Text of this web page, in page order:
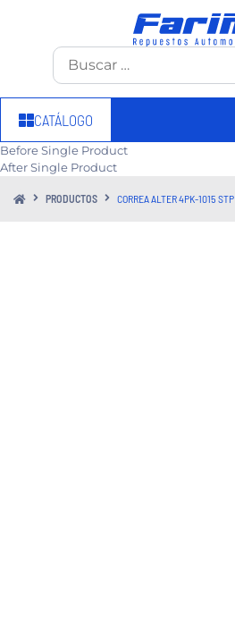
CATÁLOGO
Before Single Product
After Single Product
PRODUCTOS CORREA ALTER 4PK-1015 STP